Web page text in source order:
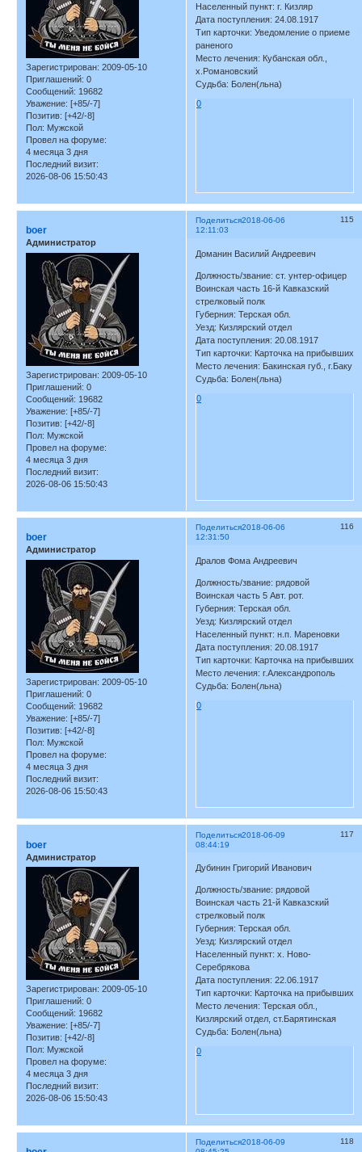
Зарегистрирован: 2009-05-10
Приглашений: 0
Сообщений: 19682
Уважение: [+85/-7]
Позитив: [+42/-8]
Пол: Мужской
Провел на форуме:
4 месяца 3 дня
Последний визит:
2026-08-06 15:50:43
Населенный пункт: г. Кизляр
Дата поступления: 24.08.1917
Тип карточки: Уведомление о приеме
раненого
Место лечения: Кубанская обл.,
х.Романовский
Судьба: Болен(льна)
0
Поделиться 115
2018-06-06
12:11:03
boer
Администратор
Зарегистрирован: 2009-05-10
Приглашений: 0
Сообщений: 19682
Уважение: [+85/-7]
Позитив: [+42/-8]
Пол: Мужской
Провел на форуме:
4 месяца 3 дня
Последний визит:
2026-08-06 15:50:43
Доманин Василий Андреевич
Должность/звание: ст. унтер-офицер
Воинская часть 16-й Кавказский
стрелковый полк
Губерния: Терская обл.
Уезд: Кизлярский отдел
Дата поступления: 20.08.1917
Тип карточки: Карточка на прибывших
Место лечения: Бакинская губ., г.Баку
Судьба: Болен(льна)
0
Поделиться 116
2018-06-06
12:31:50
boer
Администратор
Зарегистрирован: 2009-05-10
Приглашений: 0
Сообщений: 19682
Уважение: [+85/-7]
Позитив: [+42/-8]
Пол: Мужской
Провел на форуме:
4 месяца 3 дня
Последний визит:
2026-08-06 15:50:43
Дралов Фома Андреевич
Должность/звание: рядовой
Воинская часть 5 Авт. рот.
Губерния: Терская обл.
Уезд: Кизлярский отдел
Населенный пункт: н.п. Мареновки
Дата поступления: 20.08.1917
Тип карточки: Карточка на прибывших
Место лечения: г.Александрополь
Судьба: Болен(льна)
0
Поделиться 117
2018-06-09
08:44:19
boer
Администратор
Зарегистрирован: 2009-05-10
Приглашений: 0
Сообщений: 19682
Уважение: [+85/-7]
Позитив: [+42/-8]
Пол: Мужской
Провел на форуме:
4 месяца 3 дня
Последний визит:
2026-08-06 15:50:43
Дубинин Григорий Иванович
Должность/звание: рядовой
Воинская часть 21-й Кавказский
стрелковый полк
Губерния: Терская обл.
Уезд: Кизлярский отдел
Населенный пункт: х. Ново-
Серебрякова
Дата поступления: 22.06.1917
Тип карточки: Карточка на прибывших
Место лечения: Терская обл.,
Кизлярский отдел, ст.Барятинская
Судьба: Болен(льна)
0
Поделиться 118
2018-06-09